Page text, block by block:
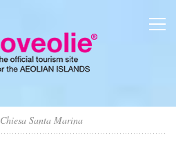
Chiesa Santa Marina